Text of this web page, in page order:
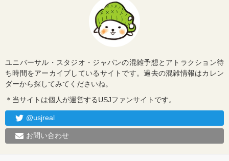
ユニバーサル・スタジオ・ジャパンの混雑予想とアトラクション待
ち時間をアーカイブしているサイトです。過去の混雑情報はカレン
ダーから探してみてくださいね。
＊当サイトは個人が運営するUSJファンサイトです。
@usjreal
お問い合わせ